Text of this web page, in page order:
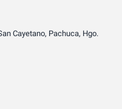
Cayetano, Pachuca, Hgo.